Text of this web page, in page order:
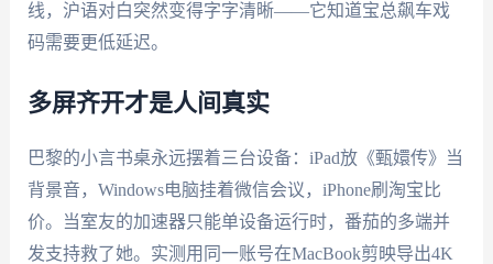
线，沪语对白突然变得字字清晰——它知道宝总飙车戏
码需要更低延迟。
多屏齐开才是人间真实
巴黎的小言书桌永远摆着三台设备：iPad放《甄嬛传》当
背景音，Windows电脑挂着微信会议，iPhone刷淘宝比
价。当室友的加速器只能单设备运行时，番茄的多端并
发支持救了她。实测用同一账号在MacBook剪映导出4K